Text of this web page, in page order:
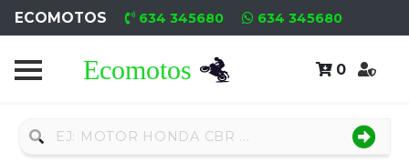
ECOMOTOS 634 345680 634 345680
0
Home
Nuevo